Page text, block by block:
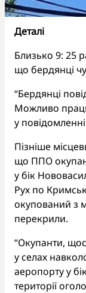
Деталі
Близько 9: 25
що бердянці
“Бердянці
Можливо
у
Пізніше
що ППО
у бік
Рух по
окупований з
перекрили.
“Окупанти,
у селах
аеропорту у
території